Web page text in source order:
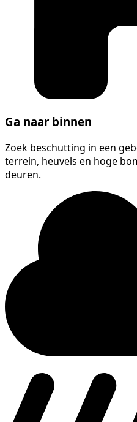
Ga naar binnen
Zoek beschutting in een
terrein, heuvels en hoge
deuren.